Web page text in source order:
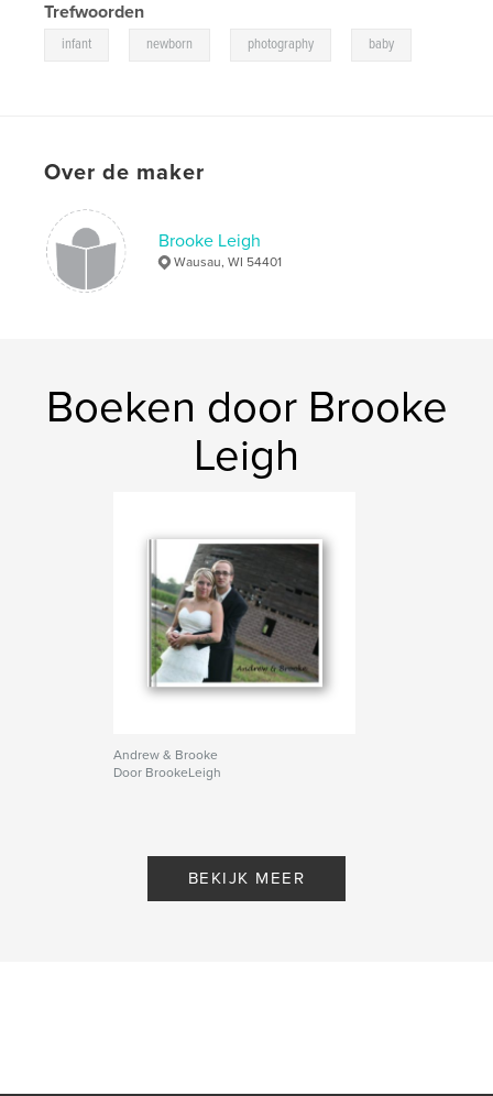
Trefwoorden
infant newborn photography baby
Over de maker
Brooke Leigh
Wausau, WI 54401
Boeken door Brooke
Leigh
Andrew & Brooke
Door BrookeLeigh
BEKIJK MEER